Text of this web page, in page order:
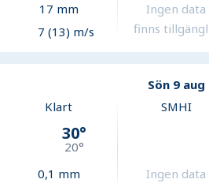
17 mm
7 (13) m/s
Ingen data
finns
Sön 9 aug
Klart
30°
20°
0,1 mm
SMHI
Ingen data